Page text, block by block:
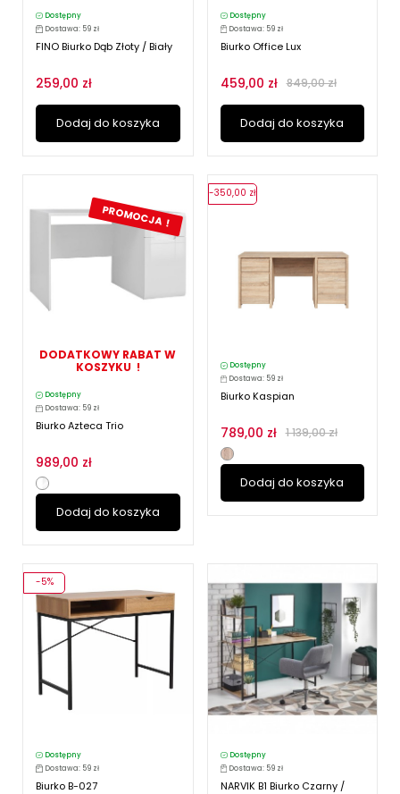
Dostępny
Dostawa: 59 zł
FINO Biurko Dąb Złoty / Biały
259,00 zł
Dodaj do koszyka
Dostępny
Dostawa: 59 zł
Biurko Office Lux
459,00 zł 849,00 zł
Dodaj do koszyka
PROMOCJA !
DODATKOWY RABAT W
KOSZYKU !
Dostępny
Dostawa: 59 zł
Biurko Azteca Trio
989,00 zł
Dodaj do koszyka
Dostępny
Dostawa: 59 zł
Biurko Kaspian
789,00 zł 1 139,00 zł
Dodaj do koszyka
-350,00 zł
Dostępny
Dostawa: 59 zł
Biurko B-027
-5%
Dostępny
Dostawa: 59 zł
NARVIK B1 Biurko Czarny /